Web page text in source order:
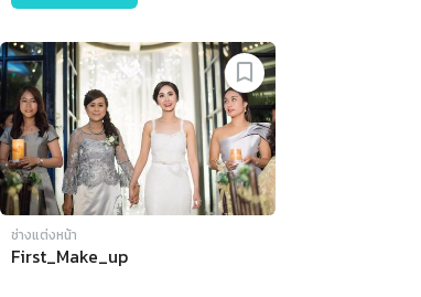
ช่างแต่งหน้า
First_Make_up